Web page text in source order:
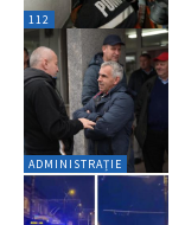
112
ADMINISTRAȚIE